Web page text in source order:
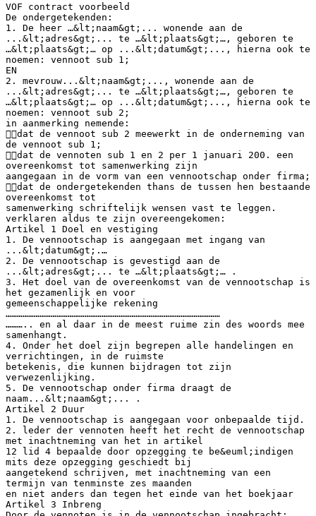
VOF contract voorbeeld
De ondergetekenden:
1. De heer …&lt;naam&gt;... wonende aan de
...&lt;adres&gt;... te …&lt;plaats&gt;…, geboren te
…&lt;plaats&gt;… op ...&lt;datum&gt;..., hierna ook te
noemen: vennoot sub 1;
EN
2. mevrouw...&lt;naam&gt;..., wonende aan de
...&lt;adres&gt;... te …&lt;plaats&gt;…, geboren te
…&lt;plaats&gt;… op ...&lt;datum&gt;..., hierna ook te
noemen: vennoot sub 2;
in aanmerking nemende:
dat de vennoot sub 2 meewerkt in de onderneming van
de vennoot sub 1;
dat de vennoten sub 1 en 2 per 1 januari 200. een
overeenkomst tot samenwerking zijn
aangegaan in de vorm van een vennootschap onder firma;
dat de ondergetekenden thans de tussen hen bestaande
overeenkomst tot
samenwerking schriftelijk wensen vast te leggen.
verklaren aldus te zijn overeengekomen:
Artikel 1 Doel en vestiging
1. De vennootschap is aangegaan met ingang van
...&lt;datum&gt;.…
2. De vennootschap is gevestigd aan de
...&lt;adres&gt;... te …&lt;plaats&gt;… .
3. Het doel van de overeenkomst van de vennootschap is
het gezamenlijk en voor
gemeenschappelijke rekening
……………………………………………………………………………………………………
……….. en al daar in de meest ruime zin des woords mee
samenhangt.
4. Onder het doel zijn begrepen alle handelingen en
verrichtingen, in de ruimste
betekenis, die kunnen bijdragen tot zijn
verwezenlijking.
5. De vennootschap onder firma draagt de
naam...&lt;naam&gt;... .
Artikel 2 Duur
1. De vennootschap is aangegaan voor onbepaalde tijd.
2. leder der vennoten heeft het recht de vennootschap
met inachtneming van het in artikel
12 lid 4 bepaalde door opzegging te be&euml;indigen
mits deze opzegging geschiedt bij
aangetekend schrijven, met inachtneming van een
termijn van tenminste zes maanden
en niet anders dan tegen het einde van het boekjaar
Artikel 3 Inbreng